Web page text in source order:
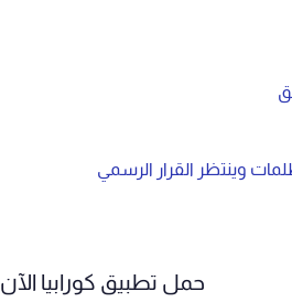
وينتظر القرار الرسمي
حمل تطبيق كورابيا الآن